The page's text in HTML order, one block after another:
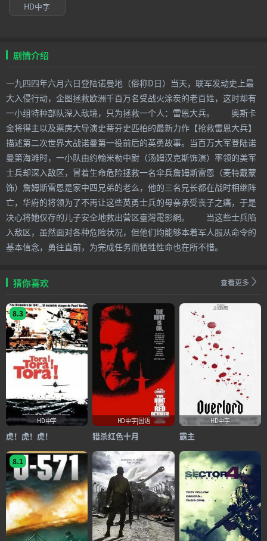
HD中字
剧情介绍
一九四四年六月六日登陆诺曼地（俗称D日）当天，联军发动史上最
大入侵行动，企图拯救欧洲千百万名受战火涂炭的老百姓，这时却有
一小组特种部队深入敌境，只为拯救一个人：雷恩大兵。 奥斯卡
金将得主以及票房大导演史蒂芬史匹柏的最新力作【抢救雷恩大兵】
描述第二次世界大战诺曼第一役前后的英勇故事。当百万大军登陆诺
曼第海滩时，一小队由约翰米勒中尉（汤姆汉克斯饰演）率领的美军
士兵却深入敌区，冒着生命危险拯救一名伞兵詹姆斯雷恩（麦特戴蒙
饰）詹姆斯雷恩是家中四兄弟的老么，他的三名兄长都在战时相继阵
亡，华府的将领为了不再让这些英勇士兵的母亲承受丧子之痛，于是
决心将她仅存的儿子安全地救出营区臺灣電影網。 当这些士兵陷
入敌区，虽然面对各种危险状况，但他们均能够本着军人服从命令的
基本信念，勇往直前，为完成任务而牺牲性命也在所不惜。
猜你喜欢 查看更多
8.3
HD中字
虎！虎！虎！
HD中字|国语
猎杀红色十月
HD中字
霸主
8.1